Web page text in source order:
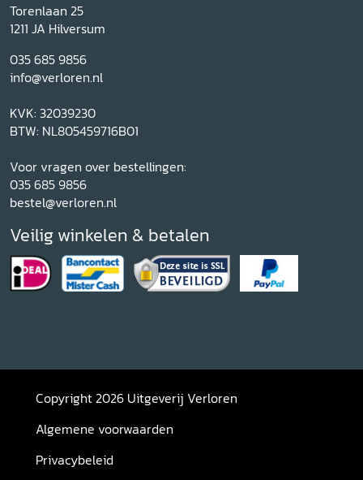
Torenlaan 25
1211 JA Hilversum
035 685 9856
info@verloren.nl
KVK: 32039230
BTW: NL805459716B01
Voor vragen over bestellingen:
035 685 9856
bestel@verloren.nl
Veilig winkelen & betalen
Copyright 2026 Uitgeverij Verloren
Algemene voorwaarden
Privacybeleid